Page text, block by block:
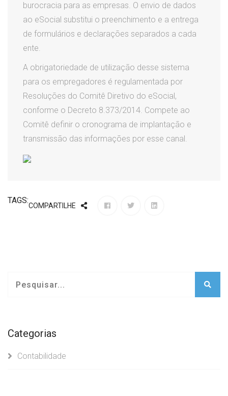
burocracia para as empresas. O envio de dados
ao eSocial substitui o preenchimento e a entrega
de formulários e declarações separados a cada
ente.
A obrigatoriedade de utilização desse sistema
para os empregadores é regulamentada por
Resoluções do Comitê Diretivo do eSocial,
conforme o Decreto 8.373/2014. Compete ao
Comitê definir o cronograma de implantação e
transmissão das informações por esse canal.
TAGS:
COMPARTILHE
Categorias
Contabilidade